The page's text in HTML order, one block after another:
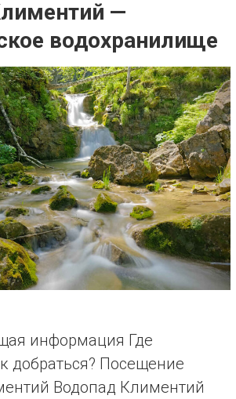
—
водохранилище
информация Где
добраться? Посещение
Водопад Климентий